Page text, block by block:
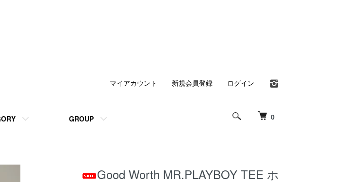
0
GROUP
マイアカウント 新規会員登録 ログイン
Good Worth MR.PLAYBOY TEE ホ